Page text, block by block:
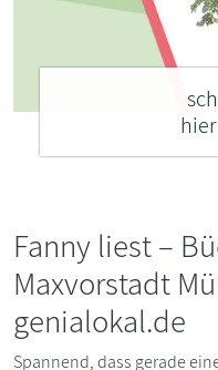
Fanny liest –
Maxvorstadt
genialokal.de
Spannend, dass gerade